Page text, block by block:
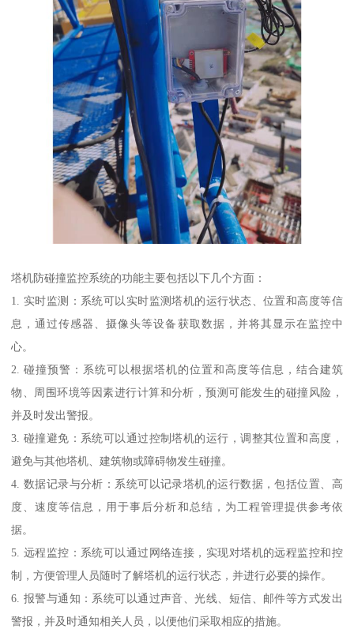
塔机防碰撞监控系统的功能主要包括以下几个方面：
1. 实时监测：系统可以实时监测塔机的运行状态、位置和高度等信
息，通过传感器、摄像头等设备获取数据，并将其显示在监控中
心。
2. 碰撞预警：系统可以根据塔机的位置和高度等信息，结合建筑
物、周围环境等因素进行计算和分析，预测可能发生的碰撞风险，
并及时发出警报。
3. 碰撞避免：系统可以通过控制塔机的运行，调整其位置和高度，
避免与其他塔机、建筑物或障碍物发生碰撞。
4. 数据记录与分析：系统可以记录塔机的运行数据，包括位置、高
度、速度等信息，用于事后分析和总结，为工程管理提供参考依
据。
5. 远程监控：系统可以通过网络连接，实现对塔机的远程监控和控
制，方便管理人员随时了解塔机的运行状态，并进行必要的操作。
6. 报警与通知：系统可以通过声音、光线、短信、邮件等方式发出
警报，并及时通知相关人员，以便他们采取相应的措施。